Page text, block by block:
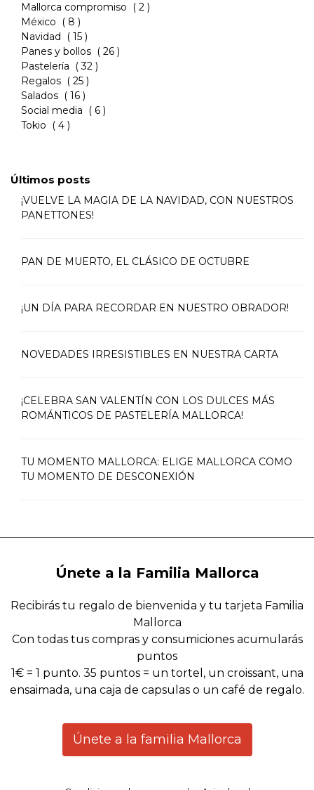
Mallorca compromiso ( 2 )
México ( 8 )
Navidad
( 15 )
Panes y bollos ( 26 )
Pastelería ( 32 )
Regalos ( 25 )
Salados ( 16 )
Social media ( 6 )
Tokio ( 4 )
Últimos posts
¡VUELVE LA MAGIA DE LA NAVIDAD, CON NUESTROS
PANETTONES!
PAN DE MUERTO, EL CLÁSICO DE OCTUBRE
¡UN DÍA PARA RECORDAR EN NUESTRO OBRADOR!
NOVEDADES IRRESISTIBLES EN NUESTRA CARTA
¡CELEBRA SAN VALENTÍN CON LOS DULCES MÁS
ROMÁNTICOS DE PASTELERÍA MALLORCA!
TU MOMENTO MALLORCA: ELIGE MALLORCA COMO
TU MOMENTO DE DESCONEXIÓN
Únete a la Familia Mallorca
Recibirás tu regalo de bienvenida y tu tarjeta Familia
Mallorca
Con todas tus compras y consumiciones acumularás
puntos
1€ = 1 punto. 35 puntos = un tortel, un croissant, una
ensaimada, una caja de capsulas o un café de regalo.
Únete a la familia Mallorca